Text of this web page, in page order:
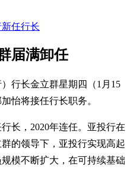
任行长
届满卸任
行长金立群星期四（1月15
怡将接任行长职务。
长，2020年连任。亚投行在
的领导下，亚投行实现高起
模不断扩大，在可持续基础